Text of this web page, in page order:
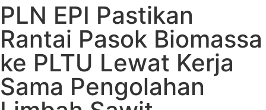
PLN EPI Pastikan
Rantai Pasok Biomassa
ke PLTU Lewat Kerja
Sama Pengolahan